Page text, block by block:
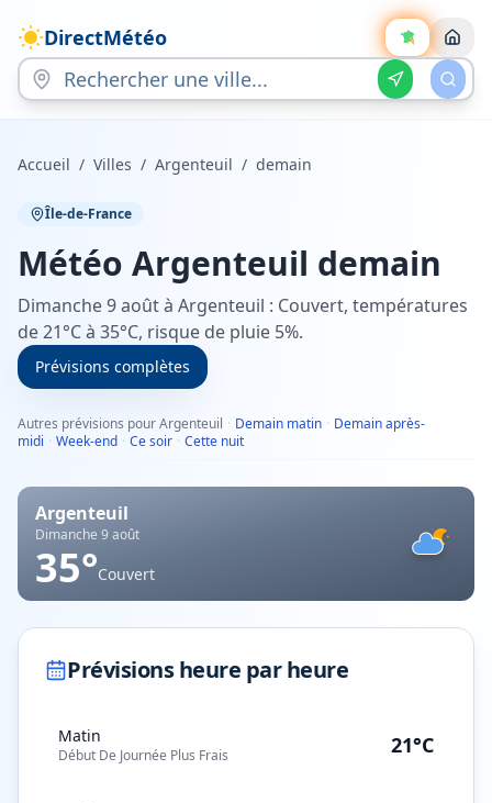
DirectMétéo
Accueil / Villes / Argenteuil / demain
Île-de-France
Météo Argenteuil demain
Dimanche 9 août à Argenteuil : Couvert, températures
de 21°C à 35°C, risque de pluie 5%.
Prévisions complètes
Autres prévisions pour Argenteuil · Demain matin · Demain après-
midi · Week-end · Ce soir · Cette nuit
Argenteuil
Dimanche 9 août
35°Couvert
Prévisions heure par heure
Matin
Début De Journée Plus Frais 21°C